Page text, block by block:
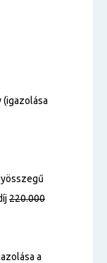
(igazolása
220.000
a